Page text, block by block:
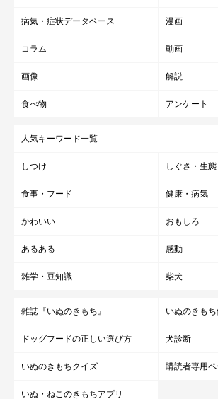
病気・症状データベース 漫画
コラム 動画
画像 解説
食べ物 アンケート
人気キーワード一覧
しつけ しぐさ・生態
食事・フード 健康・病気
かわいい おもしろ
あるある 感動
雑学・豆知識 柴犬
雑誌『いぬのきもち』 いぬのきも
ドッグフードの正しい選び方 犬診断
いぬのきもちクイズ 購読者専用
いぬ・ねこのきもちアプリ